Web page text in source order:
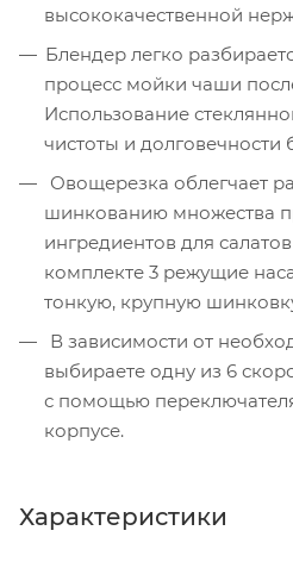
высококачественной
Блендер легко
процесс мойки чаши
Использование
чистоты и долговечности
Овощерезка облегчает
шинкованию множества
ингредиентов для
комплекте 3 режущие
тонкую, крупную
В зависимости от
выбираете одну из 6
с помощью
корпусе.
Характеристики